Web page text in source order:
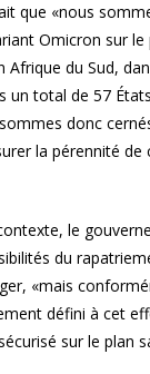
que «nous
Omicron sur
Afrique du Sud,
un total de 57
donc
la pérennité de
le
du
«mais
défini à cet
sur le plan